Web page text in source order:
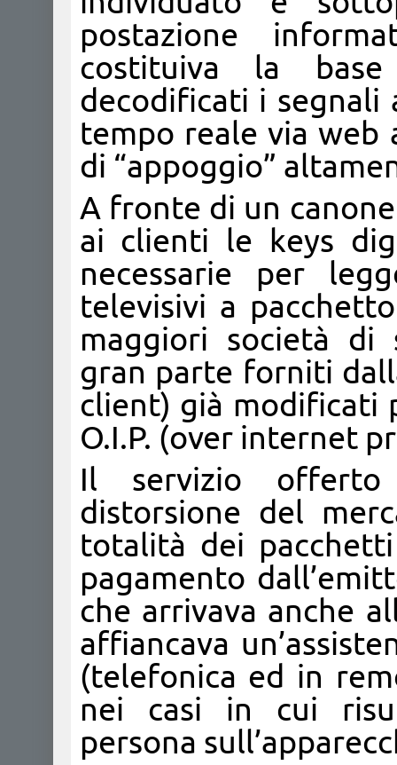
postazione
costituiva la
decodificati i segnali
tempo reale via web
di “appoggio”
A fronte di un
ai clienti le keys
necessarie per
televisivi a
maggiori società di
gran parte forniti
client) già modificati
O.I.P. (over internet
Il servizio offerto
distorsione del
totalità dei
pagamento
che arrivava anche
affiancava
(telefonica ed in
nei casi in cui
persona